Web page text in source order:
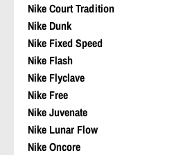
Nike Court Tradition
Nike Dunk
Nike Fixed Speed
Nike Flash
Nike Flyclave
Nike Free
Nike Juvenate
Nike Lunar Flow
Nike Oncore